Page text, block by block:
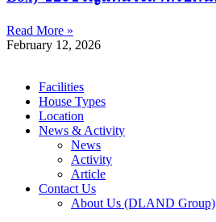
Read More »
February 12, 2026
Facilities
House Types
Location
News & Activity
News
Activity
Article
Contact Us
About Us (DLAND Group)